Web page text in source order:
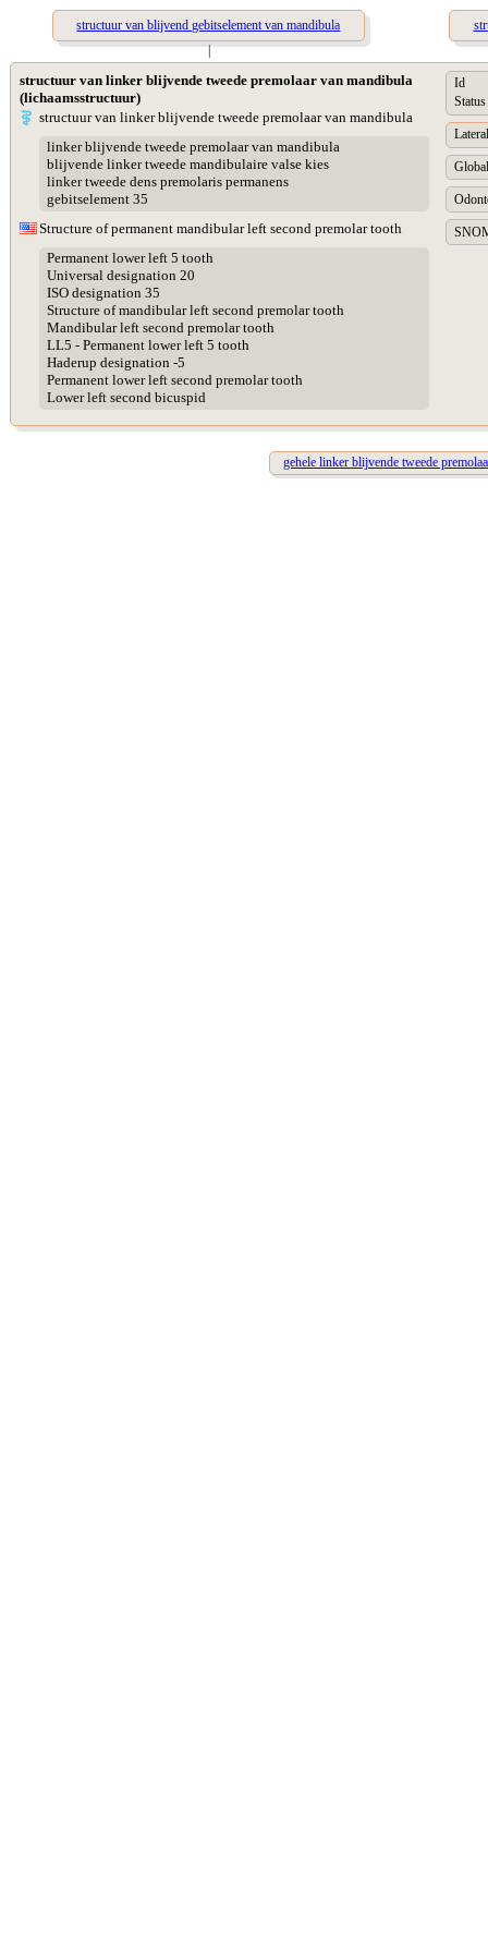
structuur van blijvend gebitselement van mandibula
|
structuur van linker blijvende tweede premolaar van mandibula
(lichaamsstructuur)
structuur van linker blijvende tweede premolaar van mandibula
linker blijvende tweede premolaar van mandibula
blijvende linker tweede mandibulaire valse kies
linker tweede dens premolaris permanens
gebitselement 35
Structure of permanent mandibular left second premolar tooth
Permanent lower left 5 tooth
Universal designation 20
ISO designation 35
Structure of mandibular left second premolar tooth
Mandibular left second premolar tooth
LL5 - Permanent lower left 5 tooth
Haderup designation -5
Permanent lower left second premolar tooth
Lower left second bicuspid
Id
Status
gehele linker blijvende tweede